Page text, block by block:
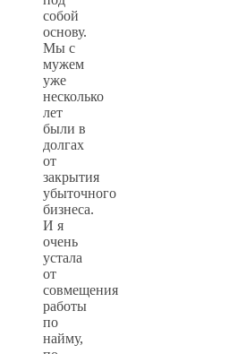
собой
основу.
Мы с
мужем
уже
несколько
лет
были в
долгах
от
закрытия
убыточного
бизнеса.
И я
очень
устала
от
совмещения
работы
по
найму,